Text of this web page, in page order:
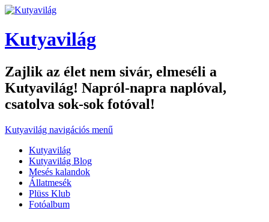
Kutyavilág
Zajlik az élet nem sivár, elmeséli a
Kutyavilág! Napról-napra naplóval,
csatolva sok-sok fotóval!
Kutyavilág navigációs menű
Kutyavilág
Kutyavilág Blog
Mesés kalandok
Állatmesék
Plüss Klub
Fotóalbum